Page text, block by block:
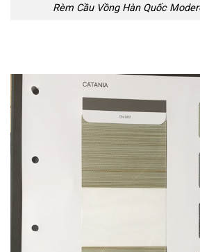
Rèm Cầu Vồng Hàn Quốc